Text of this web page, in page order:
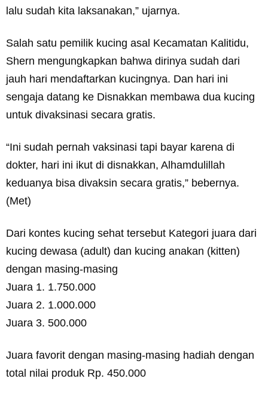
lalu sudah kita laksanakan,” ujarnya.
Salah satu pemilik kucing asal Kecamatan Kalitidu,
Shern mengungkapkan bahwa dirinya sudah dari
jauh hari mendaftarkan kucingnya. Dan hari ini
sengaja datang ke Disnakkan membawa dua kucing
untuk divaksinasi secara gratis.
“Ini sudah pernah vaksinasi tapi bayar karena di
dokter, hari ini ikut di disnakkan, Alhamdulillah
keduanya bisa divaksin secara gratis,” bebernya.
(Met)
Dari kontes kucing sehat tersebut Kategori juara dari
kucing dewasa (adult) dan kucing anakan (kitten)
dengan masing-masing
Juara 1. 1.750.000
Juara 2. 1.000.000
Juara 3. 500.000
Juara favorit dengan masing-masing hadiah dengan
total nilai produk Rp. 450.000